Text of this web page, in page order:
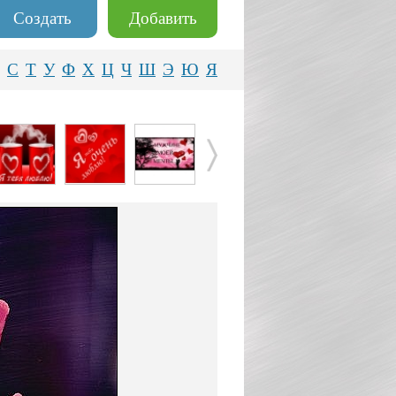
Добавить
Создать
С Т У Ф Х Ц Ч Ш Э Ю Я